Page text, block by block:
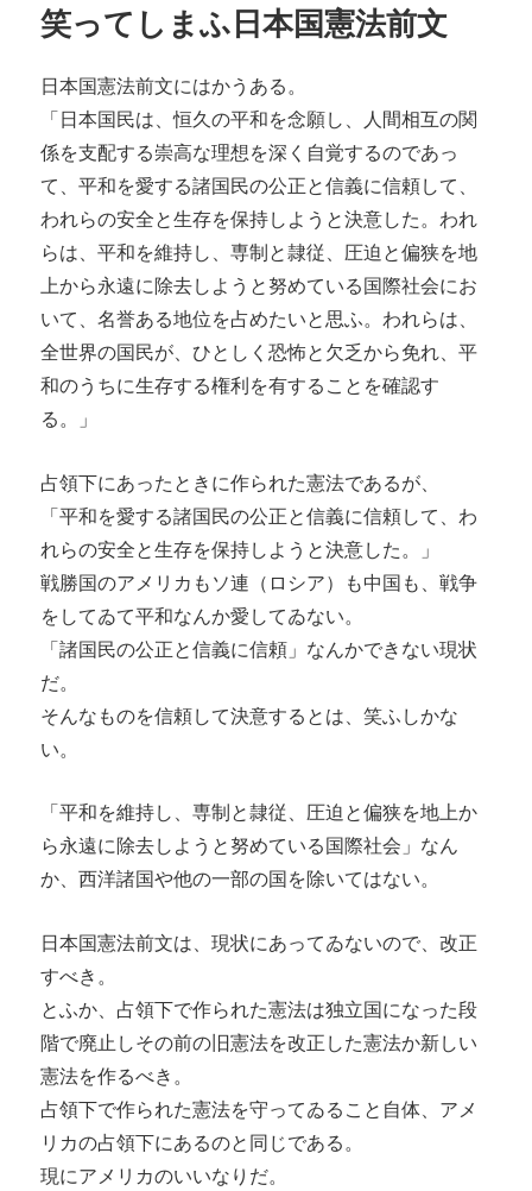
笑ってしまふ日本国憲法前文
日本国憲法前文にはかうある。
「日本国民は、恒久の平和を念願し、人間相互の関
係を支配する崇高な理想を深く自覚するのであっ
て、平和を愛する諸国民の公正と信義に信頼して、
われらの安全と生存を保持しようと決意した。われ
らは、平和を維持し、専制と隷従、圧迫と偏狭を地
上から永遠に除去しようと努めている国際社会にお
いて、名誉ある地位を占めたいと思ふ。われらは、
全世界の国民が、ひとしく恐怖と欠乏から免れ、平
和のうちに生存する権利を有することを確認す
る。」
占領下にあったときに作られた憲法であるが、
「平和を愛する諸国民の公正と信義に信頼して、わ
れらの安全と生存を保持しようと決意した。」
戦勝国のアメリカもソ連（ロシア）も中国も、戦争
をしてゐて平和なんか愛してゐない。
「諸国民の公正と信義に信頼」なんかできない現状
だ。
そんなものを信頼して決意するとは、笑ふしかな
い。
「平和を維持し、専制と隷従、圧迫と偏狭を地上か
ら永遠に除去しようと努めている国際社会」なん
か、西洋諸国や他の一部の国を除いてはない。
日本国憲法前文は、現状にあってゐないので、改正
すべき。
とふか、占領下で作られた憲法は独立国になった段
階で廃止しその前の旧憲法を改正した憲法か新しい
憲法を作るべき。
占領下で作られた憲法を守ってゐること自体、アメ
リカの占領下にあるのと同じである。
現にアメリカのいいなりだ。